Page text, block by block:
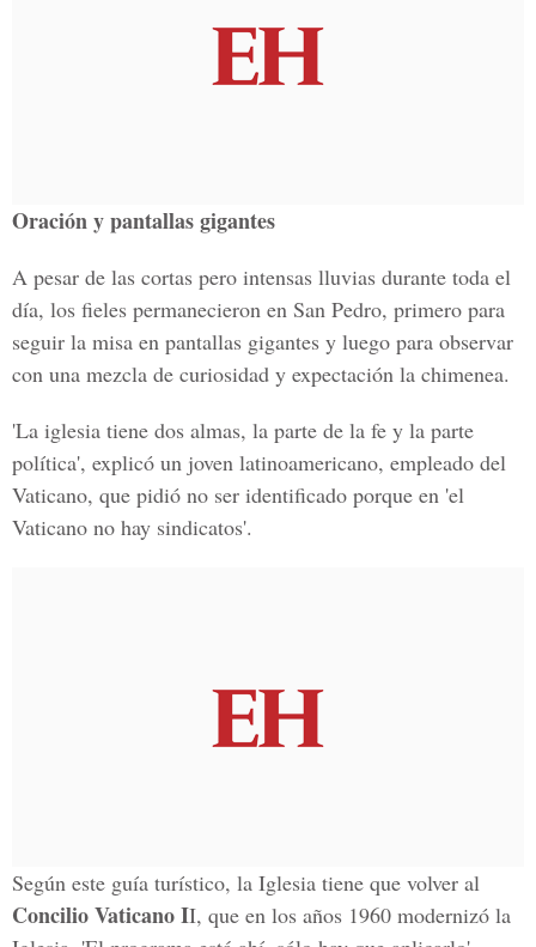
Oración y pantallas gigantes
A pesar de las cortas pero intensas lluvias durante toda el
día, los fieles permanecieron en San Pedro, primero para
seguir la misa en pantallas gigantes y luego para observar
con una mezcla de curiosidad y expectación la chimenea.
'La iglesia tiene dos almas, la parte de la fe y la parte
política', explicó un joven latinoamericano, empleado del
Vaticano, que pidió no ser identificado porque en 'el
Vaticano no hay sindicatos'.
Según este guía turístico, la Iglesia tiene que volver al
Concilio Vaticano II, que en los años 1960 modernizó la